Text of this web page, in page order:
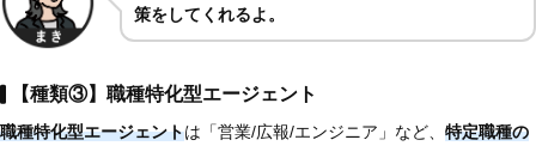
策をしてくれるよ。
【種類③】職種特化型エージェント
職種特化型エージェントは「営業/広報/エンジニア」など、 特定職種の